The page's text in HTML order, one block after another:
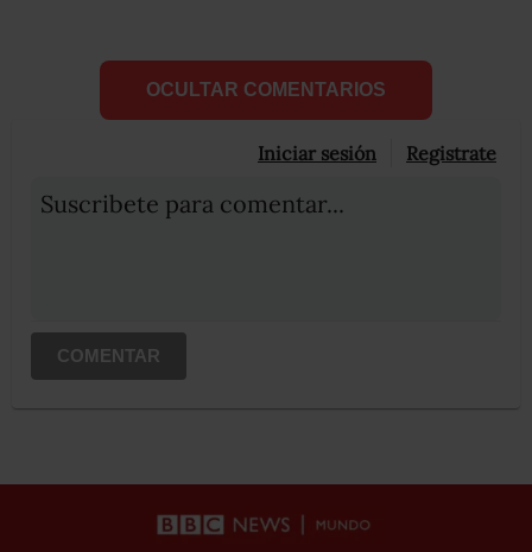
OCULTAR COMENTARIOS
Iniciar sesión Registrate
Suscribete para comentar...
COMENTAR